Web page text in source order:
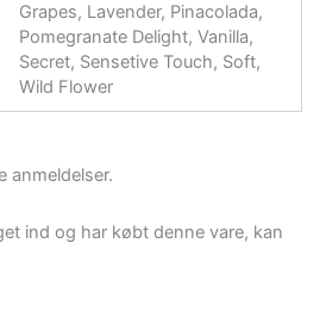
Grapes, Lavender, Pinacolada,
Pomegranate Delight, Vanilla,
Secret, Sensetive Touch, Soft,
Wild Flower
anmeldelser.
ind og har købt denne vare, kan